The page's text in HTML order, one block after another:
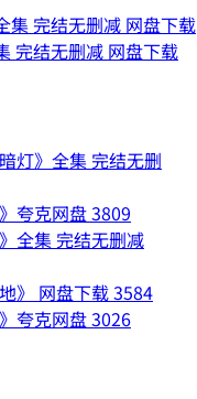
集 完结无删减 网盘下载
完结无删减 网盘下载
灯》全集 完结无删
夸克网盘3809
全集 完结无删减
》 网盘下载3584
夸克网盘3026